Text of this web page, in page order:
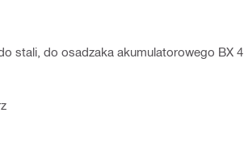
stali, do osadzaka akumulatorowego BX 4